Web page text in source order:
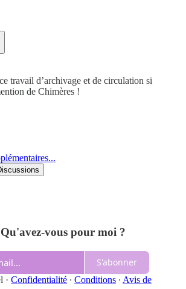
travail d’archivage et de circulation si
de Chimères !
vous pour moi ?
S'abonner
· Confidentialité ∙ Conditions ∙ Avis de